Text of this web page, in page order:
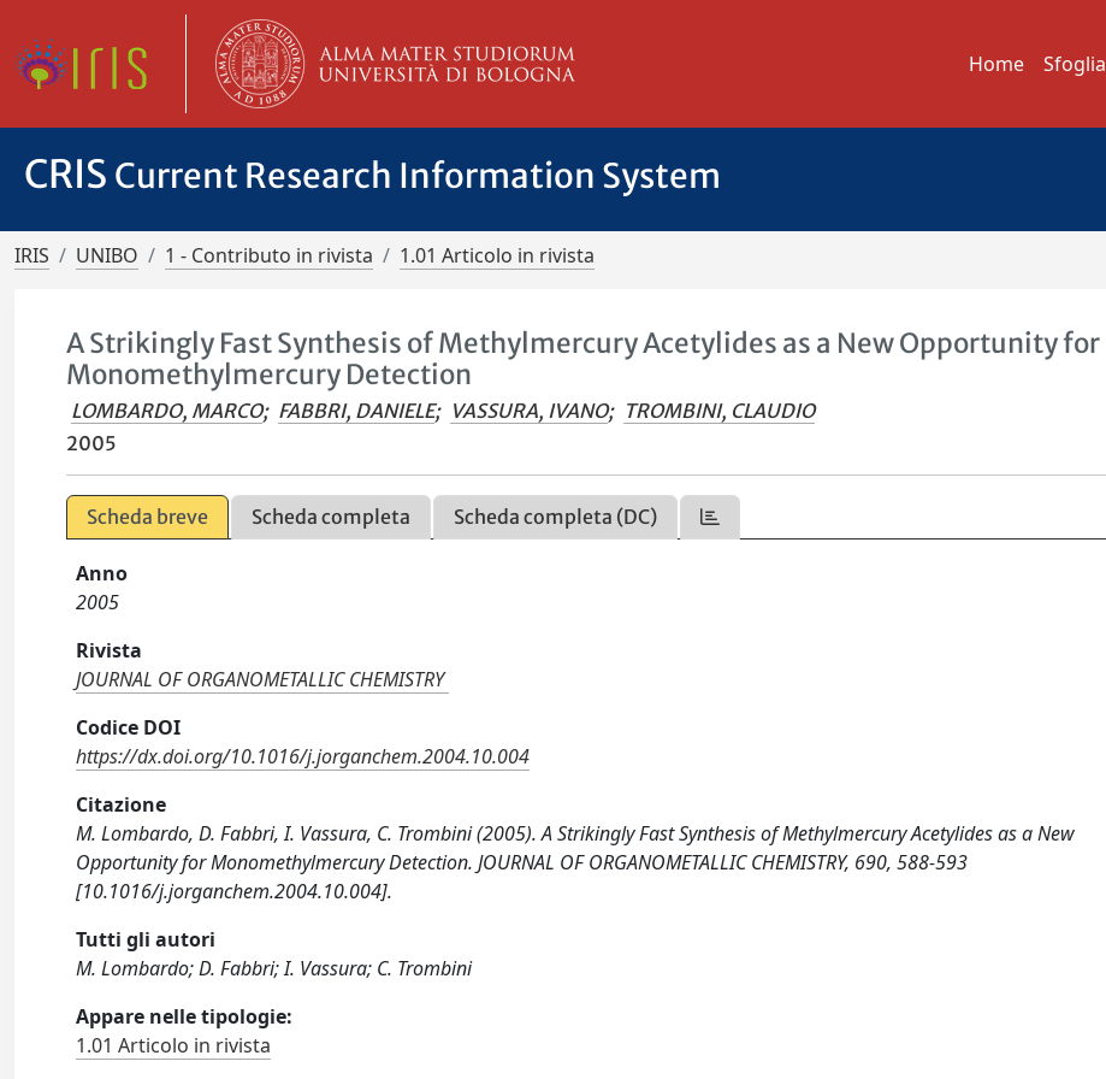
Home Sfoglia
CRIS Current Research Information System
IRIS UNIBO 1 - Contributo in rivista 1.01 Articolo in rivista
A Strikingly Fast Synthesis of Methylmercury Acetylides as a New Opportunity for
Monomethylmercury Detection
LOMBARDO, MARCO; FABBRI, DANIELE; VASSURA, IVANO; TROMBINI, CLAUDIO
2005
Scheda breve Scheda completa Scheda completa (DC)
Anno
2005
Rivista
JOURNAL OF ORGANOMETALLIC CHEMISTRY
Codice DOI
https://dx.doi.org/10.1016/j.jorganchem.2004.10.004
Citazione
M. Lombardo, D. Fabbri, I. Vassura, C. Trombini (2005). A Strikingly Fast Synthesis of Methylmercury Acetylides as a New
Opportunity for Monomethylmercury Detection. JOURNAL OF ORGANOMETALLIC CHEMISTRY, 690, 588-593
[10.1016/j.jorganchem.2004.10.004].
Tutti gli autori
M. Lombardo; D. Fabbri; I. Vassura; C. Trombini
Appare nelle tipologie:
1.01 Articolo in rivista